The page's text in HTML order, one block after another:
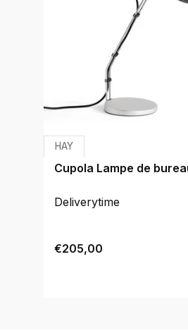
HAY
Cupola Lampe de
Deliverytime
€205,00